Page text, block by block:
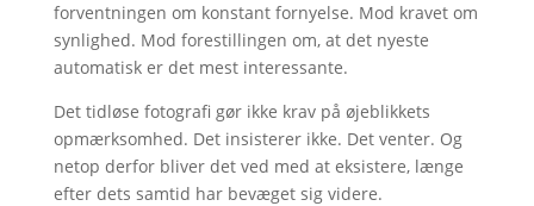
forventningen om konstant fornyelse. Mod kravet om
synlighed. Mod forestillingen om, at det nyeste
automatisk er det mest interessante.
Det tidløse fotografi gør ikke krav på øjeblikkets
opmærksomhed. Det insisterer ikke. Det venter. Og
netop derfor bliver det ved med at eksistere, længe
efter dets samtid har bevæget sig videre.